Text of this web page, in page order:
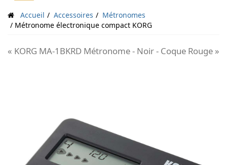
Accueil Accessoires
Métronomes
Métronome électronique compact KORG
« KORG MA-1BKRD Métronome - Noir - Coque Rouge »